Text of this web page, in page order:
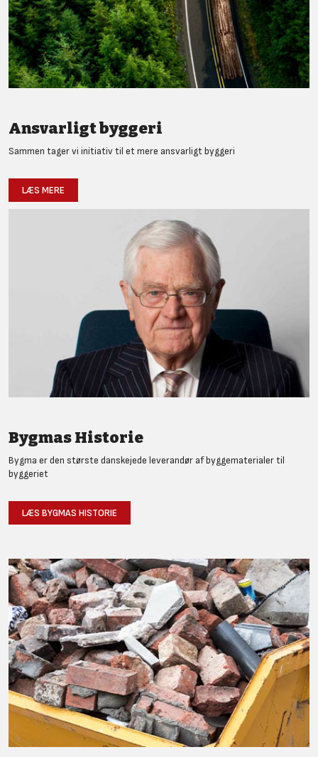
Ansvarligt byggeri
Sammen tager vi initiativ til et mere ansvarligt byggeri
LÆS MERE
Bygmas Historie
Bygma er den største danskejede leverandør af byggematerialer til
byggeriet
LÆS BYGMAS HISTORIE